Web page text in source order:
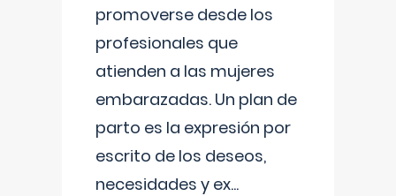
promoverse desde los
profesionales que
atienden a las mujeres
embarazadas. Un plan de
parto es la expresión por
escrito de los deseos,
necesidades y ex...